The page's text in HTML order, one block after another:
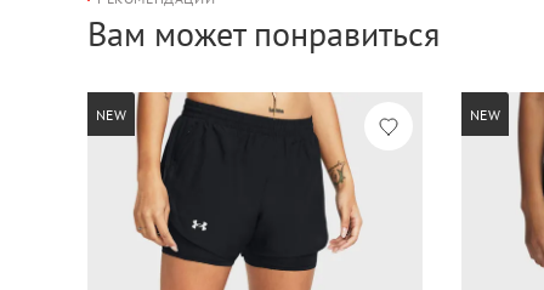
Вам может понравиться
NEW NEW